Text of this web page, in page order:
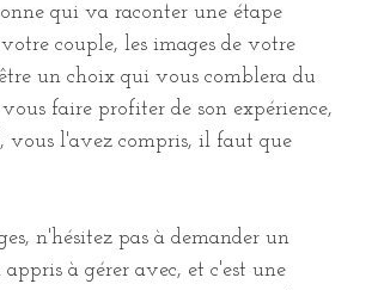
qui va raconter une étape
couple, les images de votre
un choix qui vous comblera du
faire profiter de son expérience,
vous l'avez compris, il faut que
n'hésitez pas à demander un
à gérer avec, et c'est une